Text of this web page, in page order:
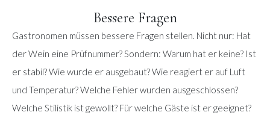
Bessere Fragen
Gastronomen müssen bessere Fragen stellen. Nicht nur: Hat
der Wein eine Prüfnummer? Sondern: Warum hat er keine? Ist
er stabil? Wie wurde er ausgebaut? Wie reagiert er auf Luft
und Temperatur? Welche Fehler wurden ausgeschlossen?
Welche Stilistik ist gewollt? Für welche Gäste ist er geeignet?